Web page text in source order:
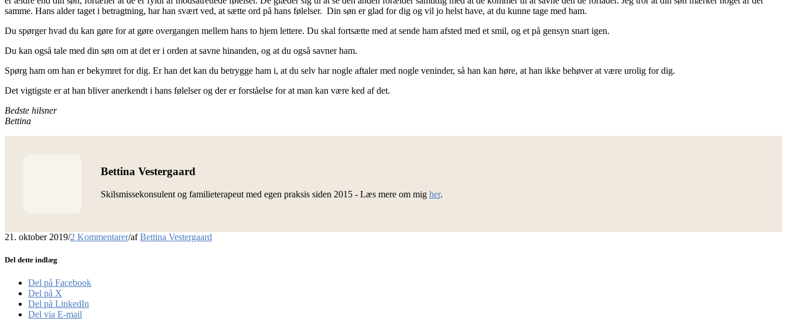
samme. Hans alder taget i betragtning, har han svært ved, at sætte ord på hans følelser. Din søn er glad for dig og vil jo helst have, at du kunne tage med ham.
Du spørger hvad du kan gøre for at gøre overgangen mellem hans to hjem lettere. Du skal fortsætte med at sende ham afsted med et smil, og et på gensyn snart igen.
Du kan også tale med din søn om at det er i orden at savne hinanden, og at du også savner ham.
Spørg ham om han er bekymret for dig. Er han det kan du betrygge ham i, at du selv har nogle aftaler med nogle veninder, så han kan høre, at han ikke behøver at være urolig for dig.
Det vigtigste er at han bliver anerkendt i hans følelser og der er forståelse for at man kan være ked af det.
Bedste hilsner
Bettina
Bettina Vestergaard
Skilsmissekonsulent og familieterapeut med egen praksis siden 2015 - Læs mere om mig her.
21. oktober 2019/2 Kommentarer/afBettina Vestergaard
Del dette indlæg
Del på Facebook
Del på X
Del på LinkedIn
Del via E-mail